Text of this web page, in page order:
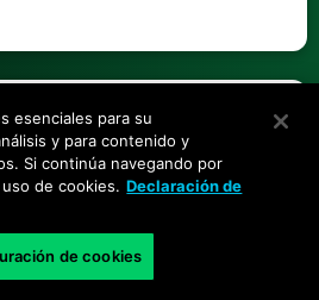
esenciales para su
y para contenido y
Si continúa navegando por
de cookies. Declaración de
de cookies